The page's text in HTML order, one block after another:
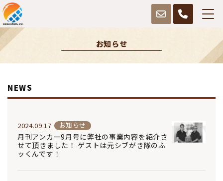
お知らせ
NEWS
2024.09.17 お知らせ
月刊アンカー9月号に弊社の事業内容を紹介さ
せて頂きました！ ゲストは元シブがき隊のふ
ッくんです！